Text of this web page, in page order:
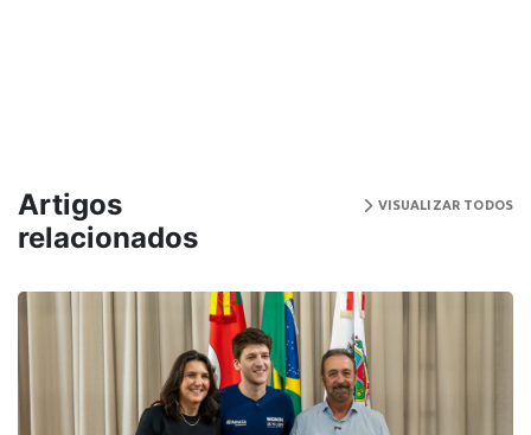
Artigos
relacionados
VISUALIZAR TODOS